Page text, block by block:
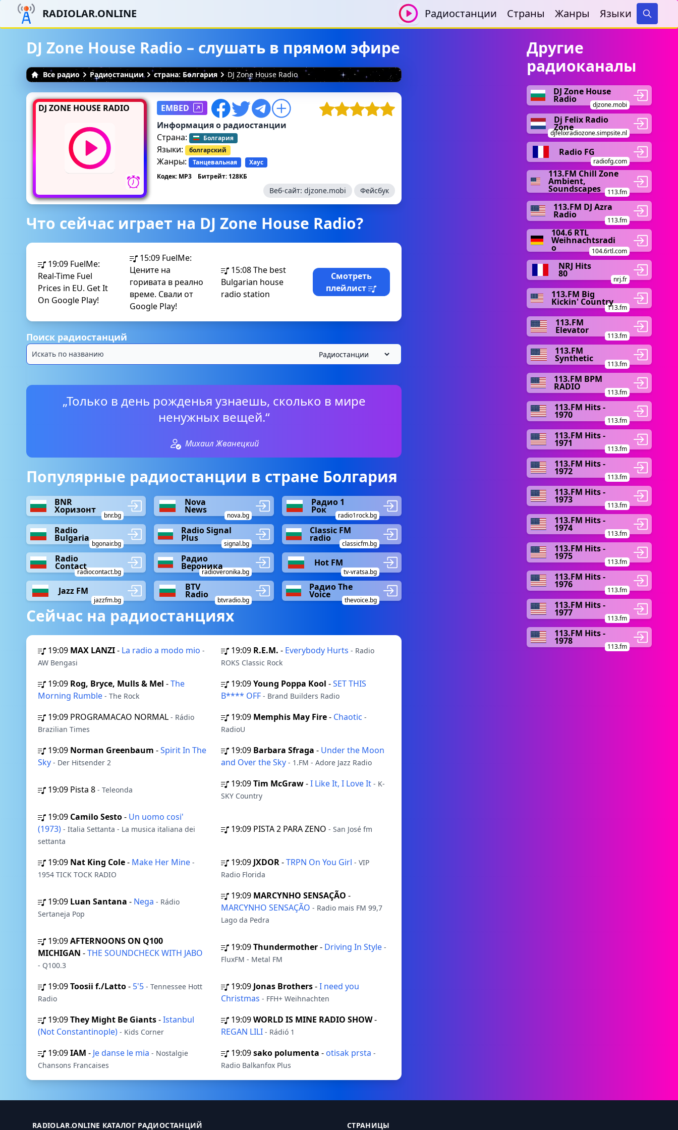
RADIOLAR.ONLINE Радиостанции Страны Жанры Языки
Search
DJ Zone House Radio – слушать в прямом эфире
Все радио Радиостанции страна: Болгария DJ Zone House Radio
DJ ZONE HOUSE RADIO
EMBED
Информация о радиостанции
Страна:
Болгария
Языки: болгарский
Жанры: Танцевальная
Хаус
Кодек: MP3
Битрейт: 128КБ
Веб-сайт: djzone.mobi Фейсбук
Что сейчас играет на DJ Zone House Radio?
19:09 FuelMe:
Real-Time Fuel
Prices in EU. Get It
On Google Play!
15:09 FuelMe:
Цените на
горивата в реално
време. Свали от
Google Play!
15:08The best
Bulgarian house
radio station
Смотреть
плейлист
Поиск радиостанций
„Только в день рожденья узнаешь, сколько в мире
ненужных вещей.“
Михаил Жванецкий
Популярные радиостанции в стране Болгария
BNR
Хоризонт
bnr.bg
Nova
News
nova.bg
Радио 1
Рок
radio1rock.bg
Radio
Bulgaria
bgonair.bg
Radio Signal
Plus
signal.bg
Classic FM
radio
classicfm.bg
Radio
Contact
radiocontact.bg
Радио
Вероника
radioveronika.bg
Hot FM
tv-vratsa.bg
Jazz FM
jazzfm.bg
BTV
Radio
btvradio.bg
Радио The
Voice
thevoice.bg
Сейчас на радиостанциях
19:09 MAX LANZI- La radio a modo mio -
AW Bengasi
19:09 R.E.M. - Everybody Hurts - Radio
ROKS Classic Rock
19:09 Rog, Bryce, Mulls & Mel -The
Morning Rumble - The Rock
19:09Young Poppa Kool -SET THIS
B**** OFF - Brand Builders Radio
19:09 PROGRAMACAO NORMAL - Rádio
Brazilian Times
19:09 Memphis May Fire- Chaotic -
RadioU
19:09 Norman Greenbaum -Spirit In The
Sky - Der Hitsender 2
19:09 Barbara Sfraga - Under the Moon
and Over the Sky - 1.FM - Adore Jazz Radio
19:09 Pista 8 - Teleonda
19:09Tim McGraw-I Like It, I Love It - K-
SKY Country
19:09 Camilo Sesto- Un uomo cosi'
(1973) - Italia Settanta - La musica italiana dei
settanta
19:09 PISTA 2 PARA ZENO - San José fm
19:09 Nat King Cole- Make Her Mine -
1954 TICK TOCK RADIO
19:09 JXDOR-TRPN On You Girl - VIP
Radio Florida
19:09 Luan Santana - Nega - Rádio
Sertaneja Pop
19:09 MARCYNHO SENSAÇÃO -
MARCYNHO SENSAÇÃO - Radio mais FM 99,7
Lago da Pedra
19:09AFTERNOONS ON Q100
MICHIGAN -THE SOUNDCHECK WITH JABO
- Q100.3
19:09Thundermother- Driving In Style -
FluxFM - Metal FM
19:09Toosii f./Latto- 5'5 - Tennessee Hott
Radio
19:09 Jonas Brothers-I need you
Christmas - FFH+ Weihnachten
19:09They Might Be Giants-Istanbul
(Not Constantinople) - Kids Corner
19:09WORLD IS MINE RADIO SHOW-
REGAN LILI - Rádió 1
19:09IAM - Je danse le mia - Nostalgie
Chansons Francaises
19:09sako polumenta - otisak prsta -
Radio Balkanfox Plus
Другие
радиоканалы
DJ Zone House
Radio
djzone.mobi
Dj Felix Radio
Zone
djfelixradiozone.simpsite.nl
Radio FG
radiofg.com
113.FM Chill Zone
Ambient,
Soundscapes 113.fm
113.FM DJ Azra
Radio
113.fm
104.6 RTL
Weihnachtsradi
o 104.6rtl.com
NRJ Hits
80
nrj.fr
113.FM Big
Kickin' Country
113.fm
113.FM
Elevator
113.fm
113.FM
Synthetic
113.fm
113.FM BPM
RADIO
113.fm
113.FM Hits -
1970
113.fm
113.FM Hits -
1971
113.fm
113.FM Hits -
1972
113.fm
113.FM Hits -
1973
113.fm
113.FM Hits -
1974
113.fm
113.FM Hits -
1975
113.fm
113.FM Hits -
1976
113.fm
113.FM Hits -
1977
113.fm
113.FM Hits -
1978
113.fm
RADIOLAR.ONLINE КАТАЛОГ РАДИОСТАНЦИЙ СТРАНИЦЫ